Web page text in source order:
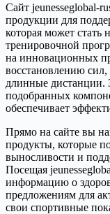
Сайт jeunesseglobal-
продукции для
которая может стать
тренировочной
на инновационных
восстановлению
длинные дистанции.
подобранных
обеспечивает
Прямо на сайте вы
продукты, которые
выносливости и
Посещая
информацию о
предложениям для
свои спортивные